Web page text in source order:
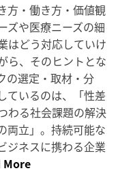
方・働き方・価値観
ズや医療ニーズの細
はどう対応していけ
ら、そのヒントとな
の選定・取材・分
ているのは、「性差
わる社会課題の解決
両立」。持続可能な
ジネスに携わる企業
More